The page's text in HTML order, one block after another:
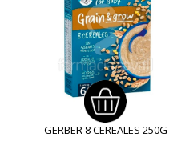
GERBER 8 CEREALES 250G